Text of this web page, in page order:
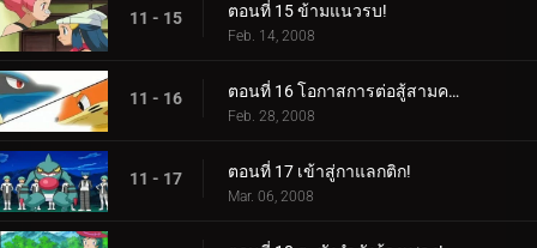
11 - 15 ตอนที่ 15 ข้ามแนวรบ!
Feb. 14, 2008
11 - 16 ตอนที่ 16 โอกาสการต่อสู้สามครั้ง!
Feb. 28, 2008
11 - 17 ตอนที่ 17 เข้าสู่กาแลกติก!
Mar. 06, 2008